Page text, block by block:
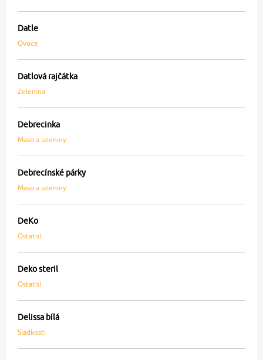
Datle
Ovoce
Datlová rajčátka
Zelenina
Debrecinka
Maso a uzeniny
Debrecínské párky
Maso a uzeniny
DeKo
Ostatní
Deko steril
Ostatní
Delissa bílá
Sladkosti